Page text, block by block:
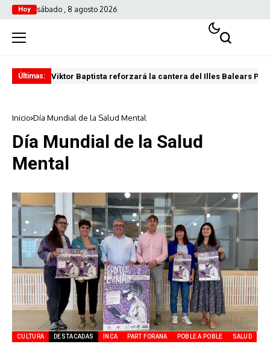
Hoy sábado , 8 agosto 2026
Últimas: Viktor Baptista reforzará la cantera del Illes Balears
Inicio Día Mundial de la Salud Mental
Día Mundial de la Salud
Mental
CULTURA DESTACADAS INCA PART FORANA POBLE A POBLE SALUD